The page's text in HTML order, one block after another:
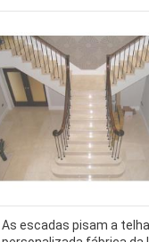
As escadas pisam a telha